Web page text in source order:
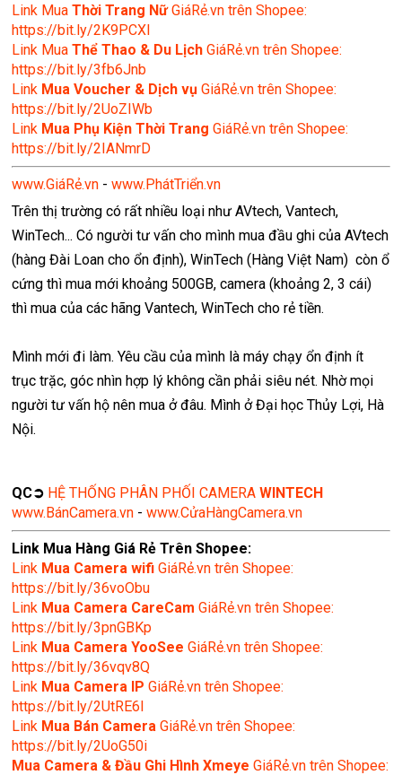
Link MuaThời Trang NữGiáRẻ.vn trên Shopee:
https://bit.ly/2K9PCXl
Link Mua Thể Thao & Du Lịch GiáRẻ.vn trên Shopee:
https://bit.ly/3fb6Jnb
Link Mua Voucher & Dịch vụ GiáRẻ.vn trên Shopee:
https://bit.ly/2UoZIWb
Link Mua Phụ Kiện Thời TrangGiáRẻ.vn trên Shopee:
https://bit.ly/2IANmrD
www.GiáRẻ.vn -www.PhátTriển.vn
Trên thị trường có rất nhiều loại như AVtech, Vantech,
WinTech... Có người tư vấn cho mình mua đầu ghi của AVtech
(hàng Đài Loan cho ổn định), WinTech (Hàng Việt Nam) còn ổ
cứng thì mua mới khoảng 500GB, camera (khoảng 2, 3 cái)
thì mua của các hãng Vantech, WinTech cho rẻ tiền.
Mình mới đi làm. Yêu cầu của mình là máy chạy ổn định ít
trục trặc, góc nhìn hợp lý không cần phải siêu nét. Nhờ mọi
người tư vấn hộ nên mua ở đâu. Mình ở Đại học Thủy Lợi, Hà
Nội.
QC➲ HỆ THỐNG PHÂN PHỐI CAMERAWINTECH
www.BánCamera.vn -www.CửaHàngCamera.vn
Link Mua Hàng Giá Rẻ Trên Shopee:
Link Mua Camera wifiGiáRẻ.vn trên Shopee:
https://bit.ly/36voObu
Link Mua Camera CareCam GiáRẻ.vn trên Shopee:
https://bit.ly/3pnGBKp
Link Mua Camera YooSee GiáRẻ.vn trên Shopee:
https://bit.ly/36vqv8Q
Link Mua Camera IP GiáRẻ.vn trên Shopee:
https://bit.ly/2UtRE6l
Link Mua Bán CameraGiáRẻ.vn trên Shopee:
https://bit.ly/2UoG50i
Mua Camera & Đầu Ghi Hình XmeyeGiáRẻ.vn trên Shopee: